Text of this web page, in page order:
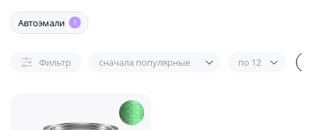
Автоэмали 1
Фильтр сначала популярные по 12